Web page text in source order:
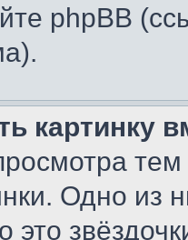
phpBB
картинку
Одно из